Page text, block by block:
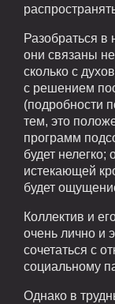
Разобраться в
они связаны не
сколько с
с решением
(подробности
тем, это
программ
будет
истекающей
будет
Коллектив и
очень лично и
сочетаться с
социальному
Однако в